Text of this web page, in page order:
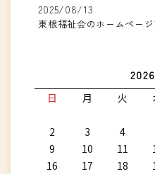
2025/08/13
東根福祉会のホームペー
日 月 火
2
3 4
9
10 11
16
17 18